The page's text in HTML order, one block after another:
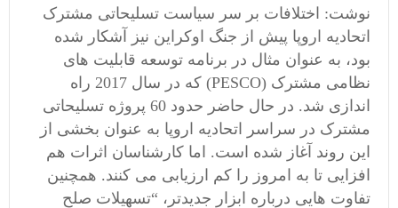
نوشت: اختلافات بر سر سیاست تسلیحاتی مشترک
اتحادیه اروپا پیش از جنگ اوکراین نیز آشکار شده
بود، به عنوان مثال در برنامه توسعه قابلیت های
نظامی مشترک (PESCO) که در سال 2017 راه
اندازی شد. در حال حاضر حدود 60 پروژه تسلیحاتی
مشترک در سراسر اتحادیه اروپا به عنوان بخشی از
این روند آغاز شده است. اما کارشناسان اثرات هم
افزایی تا به امروز را کم ارزیابی می کنند. همچنین
تفاوت هایی درباره ابزار جدیدتر، “تسهیلات صلح